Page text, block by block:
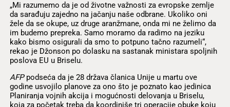
„Mi razumemo da je od životne važnosti za evropske zemlje
da sarađuju zajedno na jačanju naše odbrane. Ukoliko oni
žele da se okupe, uz druge aranžmane, onda mi ne želimo da
im budemo prepreka. Samo moramo da radimo na jeziku
kako bismo osigurali da smo to potpuno tačno razumeli“,
rekao je Džonson po dolasku na sastanak ministara spoljnih
poslova EU u Briselu.
AFPpodseća da je 28 država članica Unije u martu ove
godine usvojilo planove za ono što je poznato kao jedinica
Planiranja vojnih akcija i mogućnosti delovanja u Briselu,
koja za početak treba da koordiniše tri operacije obuke koju